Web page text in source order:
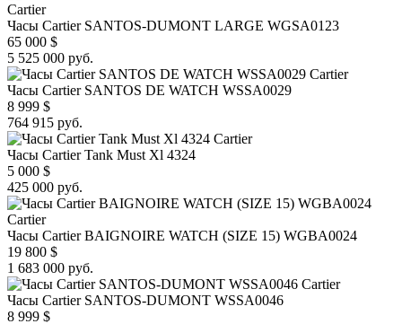
Cartier
Часы Cartier SANTOS-DUMONT LARGE WGSA0123
65 000 $
5 525 000 руб.
Cartier
Часы Cartier SANTOS DE WATCH WSSA0029
8 999 $
764 915 руб.
Cartier
Часы Cartier Tank Must Xl 4324
5 000 $
425 000 руб.
Cartier
Часы Cartier BAIGNOIRE WATCH (SIZE 15) WGBA0024
19 800 $
1 683 000 руб.
Cartier
Часы Cartier SANTOS-DUMONT WSSA0046
8 999 $